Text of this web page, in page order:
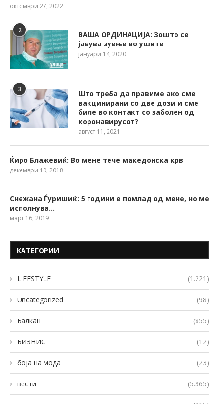
октомври 27, 2022
2
ВАША ОРДИНАЦИЈА: Зошто се
јавува зуење во ушите
јануари 14, 2020
3
Што треба да правиме ако сме
вакцинирани со две дози и сме
биле во контакт со заболен од
коронавирусот?
август 11, 2021
Ќиро Блажевиќ: Во мене тече македонска крв
декември 10, 2018
Снежана Ѓуришиќ: 5 години е помлад од мене, но ме
исполнува…
март 16, 2019
КАТЕГОРИИ
LIFESTYLE (1.221)
Uncategorized (98)
Балкан (855)
БИЗНИС (12)
боја на мода (23)
вести (5.365)